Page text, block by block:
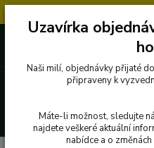
727 862 655, 737 283 505
Uzavírka
Naši milí, objednávky přijaté
připraveny k
Máte-li možnost, sledujte
najdete veškeré aktuální
nabídce a o